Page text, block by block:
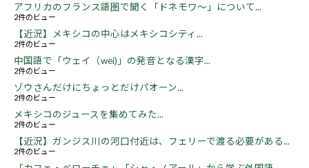
アフリカのフランス語圏で聞く「ドネモワ～」について...
2件のビュー
【近況】メキシコの中心はメキシコシティ...
2件のビュー
中国語で「ウェイ（wei)」の発音となる漢字...
2件のビュー
ゾウさんだけにちょっとだけパオーン...
2件のビュー
メキシコのジュースを集めてみた...
2件のビュー
【近況】ガンジス川の河口付近は、フェリーで渡る必要がある...
2件のビュー